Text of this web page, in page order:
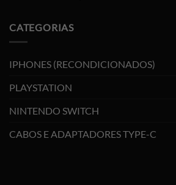
CATEGORIAS
IPHONES (RECONDICIONADOS)
PLAYSTATION
NINTENDO SWITCH
CABOS E ADAPTADORES TYPE-C